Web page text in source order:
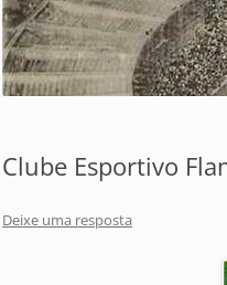
Clube Esportivo
Deixe uma resposta